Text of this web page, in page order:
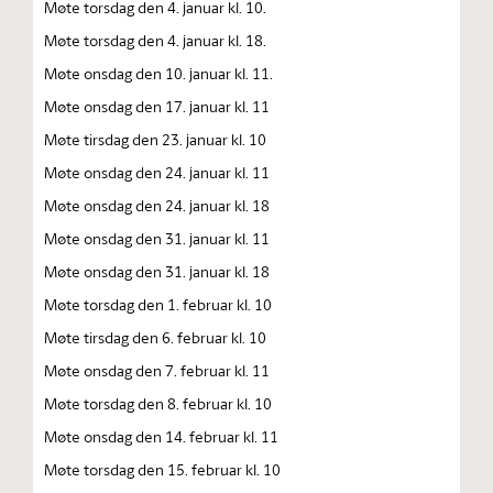
Møte torsdag den 4. januar kl. 10.
Møte torsdag den 4. januar kl. 18.
Møte onsdag den 10. januar kl. 11.
Møte onsdag den 17. januar kl. 11
Møte tirsdag den 23. januar kl. 10
Møte onsdag den 24. januar kl. 11
Møte onsdag den 24. januar kl. 18
Møte onsdag den 31. januar kl. 11
Møte onsdag den 31. januar kl. 18
Møte torsdag den 1. februar kl. 10
Møte tirsdag den 6. februar kl. 10
Møte onsdag den 7. februar kl. 11
Møte torsdag den 8. februar kl. 10
Møte onsdag den 14. februar kl. 11
Møte torsdag den 15. februar kl. 10